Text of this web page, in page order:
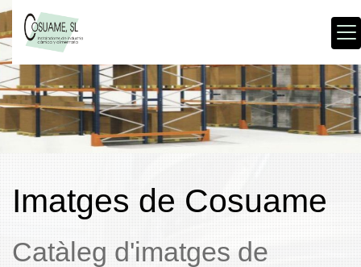
Imatges de Cosuame
Catàleg d'imatges de